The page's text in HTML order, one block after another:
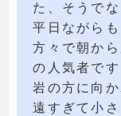
た、そうで
平日ながら
方々で朝か
の人気者で
岩の方に向
遠すぎて小